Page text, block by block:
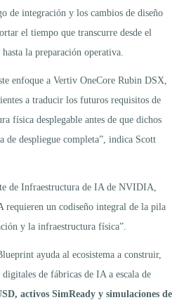
de integración y los cambios de diseño
el tiempo que transcurre desde el
la preparación operativa.
enfoque a Vertiv OneCore Rubin DSX,
a traducir los futuros requisitos de
física desplegable antes de que dichos
de despliegue completa”, indica Scott
de Infraestructura de IA de NVIDIA,
requieren un codiseño integral de la pila
y la infraestructura física”.
ayuda al ecosistema a construir,
de fábricas de IA a escala de
activos SimReady y simulaciones de